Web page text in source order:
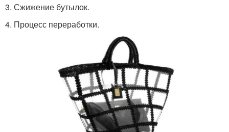
3. Сжижение бутылок.
4. Процесс переработки.